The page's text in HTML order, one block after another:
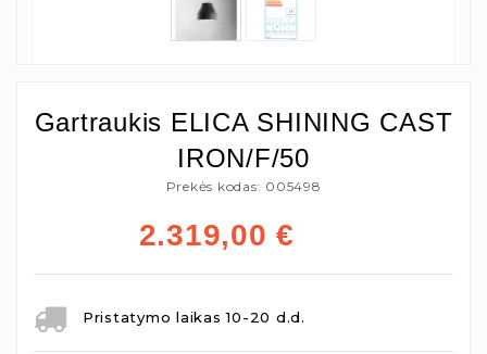
Gartraukis ELICA SHINING CAST
IRON/F/50
Prekės kodas: 005498
2.319,00 €
Pristatymo laikas 10-20 d.d.